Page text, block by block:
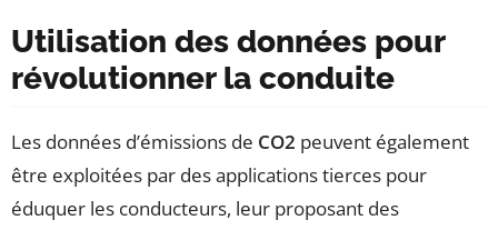
Utilisation des données pour
révolutionner la conduite
Les données d’émissions de CO2 peuvent également
être exploitées par des applications tierces pour
éduquer les conducteurs, leur proposant des